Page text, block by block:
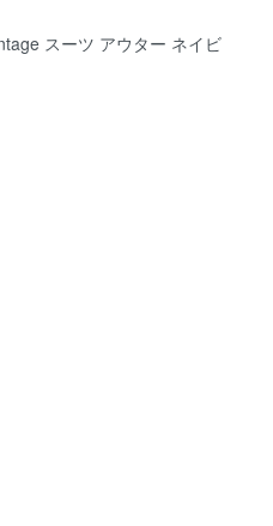
スーツ アウター ネイビ